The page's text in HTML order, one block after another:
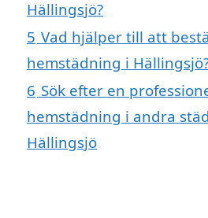
Hällingsjö?
5 Vad hjälper till att
hemstädning i
6 Sök efter en
hemstädning i andra
Hällingsjö